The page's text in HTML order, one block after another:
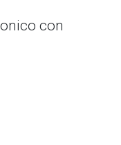
con